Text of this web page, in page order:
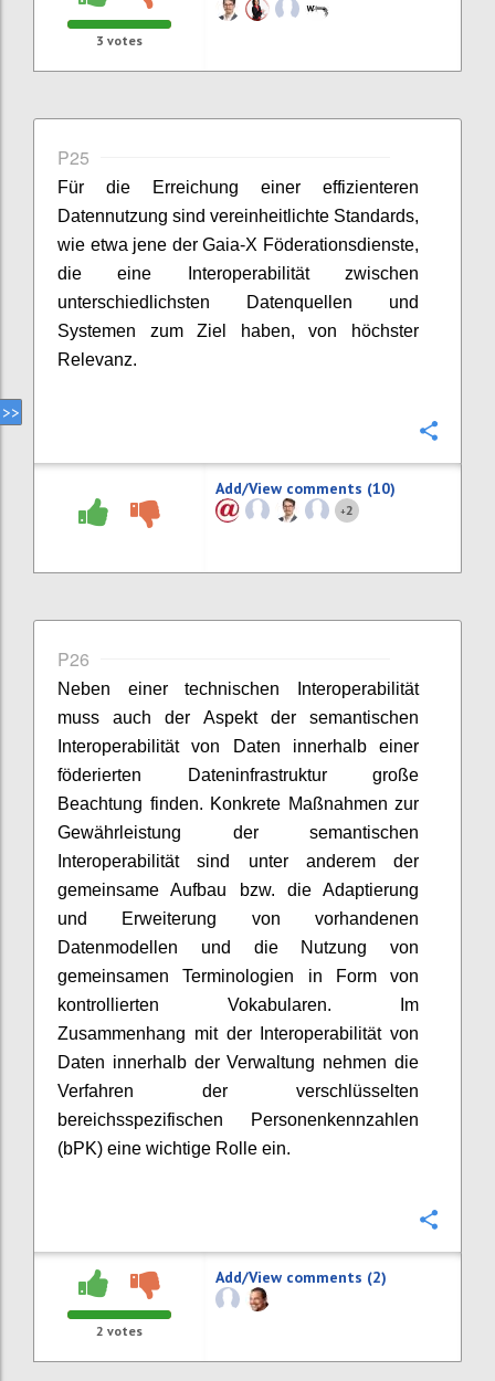
3 votes
P25
Für die Erreichung einer effizienteren
Datennutzung sind vereinheitlichte Standards,
wie etwa jene der Gaia-X Föderationsdienste,
die eine Interoperabilität zwischen
unterschiedlichsten Datenquellen und
Systemen zum Ziel haben, von höchster
Relevanz.
Add/View comments (10)
+2
P26
Neben einer technischen Interoperabilität
muss auch der Aspekt der semantischen
Interoperabilität von Daten innerhalb einer
föderierten Dateninfrastruktur große
Beachtung finden. Konkrete Maßnahmen zur
Gewährleistung der semantischen
Interoperabilität sind unter anderem der
gemeinsame Aufbau bzw. die Adaptierung
und Erweiterung von vorhandenen
Datenmodellen und die Nutzung von
gemeinsamen Terminologien in Form von
kontrollierten Vokabularen. Im
Zusammenhang mit der Interoperabilität von
Daten innerhalb der Verwaltung nehmen die
Verfahren der verschlüsselten
bereichsspezifischen Personenkennzahlen
(bPK) eine wichtige Rolle ein.
2 votes
Add/View comments (2)